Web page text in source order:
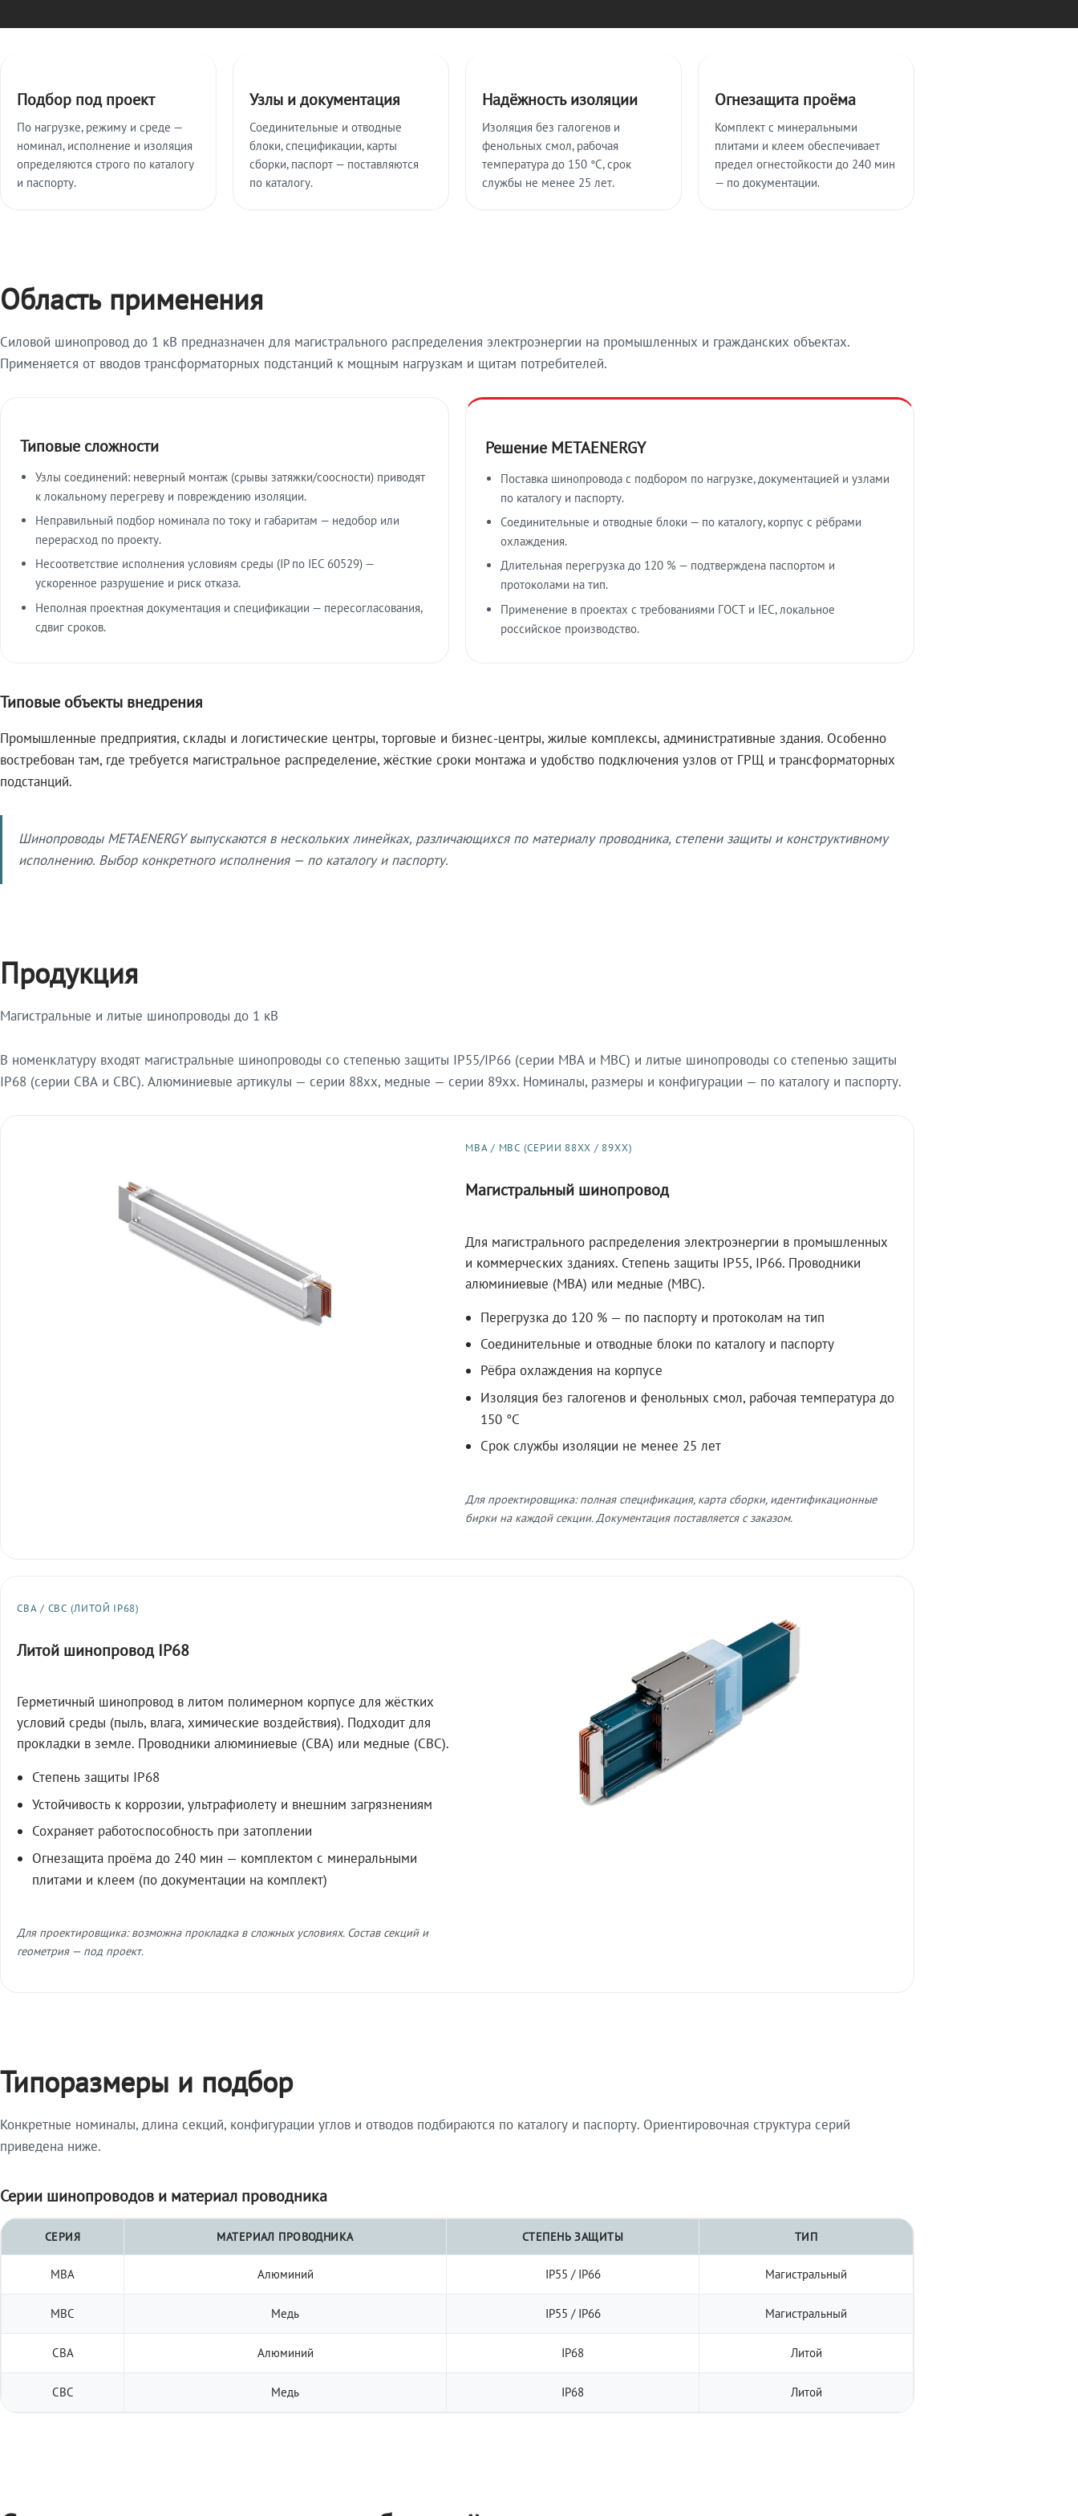
Подбор под проект
По нагрузке, режиму и среде —
номинал, исполнение и изоляция
определяются строго по каталогу
и паспорту.
Узлы и документация
Соединительные и отводные
блоки, спецификации, карты
сборки, паспорт — поставляются
по каталогу.
Надёжность изоляции
Изоляция без галогенов и
фенольных смол, рабочая
температура до 150 °C, срок
службы не менее 25 лет.
Огнезащита проёма
Комплект с минеральными
плитами и клеем обеспечивает
предел огнестойкости до 240 мин
— по документации.
Область применения
Силовой шинопровод до 1 кВ предназначен для магистрального распределения электроэнергии на промышленных и гражданских объектах.
Применяется от вводов трансформаторных подстанций к мощным нагрузкам и щитам потребителей.
Типовые сложности
Узлы соединений: неверный монтаж (срывы затяжки/соосности) приводят
к локальному перегреву и повреждению изоляции.
Неправильный подбор номинала по току и габаритам — недобор или
перерасход по проекту.
Несоответствие исполнения условиям среды (IP по IEC 60529) —
ускоренное разрушение и риск отказа.
Неполная проектная документация и спецификации — пересогласования,
сдвиг сроков.
Решение METAENERGY
Поставка шинопровода с подбором по нагрузке, документацией и узлами
по каталогу и паспорту.
Соединительные и отводные блоки — по каталогу, корпус с рёбрами
охлаждения.
Длительная перегрузка до 120 % — подтверждена паспортом и
протоколами на тип.
Применение в проектах с требованиями ГОСТ и IEC, локальное
российское производство.
Типовые объекты внедрения
Промышленные предприятия, склады и логистические центры, торговые и бизнес-центры, жилые комплексы, административные здания. Особенно
востребован там, где требуется магистральное распределение, жёсткие сроки монтажа и удобство подключения узлов от ГРЩ и трансформаторных
подстанций.
Шинопроводы METAENERGY выпускаются в нескольких линейках, различающихся по материалу проводника, степени защиты и конструктивному
исполнению. Выбор конкретного исполнения — по каталогу и паспорту.
Продукция
Магистральные и литые шинопроводы до 1 кВ
В номенклатуру входят магистральные шинопроводы со степенью защиты IP55/IP66 (серии МВА и МВС) и литые шинопроводы со степенью защиты
IP68 (серии СВА и СВС). Алюминиевые артикулы — серии 88xx, медные — серии 89xx. Номиналы, размеры и конфигурации — по каталогу и паспорту.
МВА / МВС (СЕРИИ 88XX / 89XX)
Магистральный шинопровод
Для магистрального распределения электроэнергии в промышленных
и коммерческих зданиях. Степень защиты IP55, IP66. Проводники
алюминиевые (МВА) или медные (МВС).
Перегрузка до 120 % — по паспорту и протоколам на тип
Соединительные и отводные блоки по каталогу и паспорту
Рёбра охлаждения на корпусе
Изоляция без галогенов и фенольных смол, рабочая температура до
150 °C
Срок службы изоляции не менее 25 лет
Для проектировщика: полная спецификация, карта сборки, идентификационные
бирки на каждой секции. Документация поставляется с заказом.
СВА / СВС (ЛИТОЙ IP68)
Литой шинопровод IP68
Герметичный шинопровод в литом полимерном корпусе для жёстких
условий среды (пыль, влага, химические воздействия). Подходит для
прокладки в земле. Проводники алюминиевые (СВА) или медные (СВС).
Степень защиты IP68
Устойчивость к коррозии, ультрафиолету и внешним загрязнениям
Сохраняет работоспособность при затоплении
Огнезащита проёма до 240 мин — комплектом с минеральными
плитами и клеем (по документации на комплект)
Для проектировщика: возможна прокладка в сложных условиях. Состав секций и
геометрия — под проект.
Типоразмеры и подбор
Конкретные номиналы, длина секций, конфигурации углов и отводов подбираются по каталогу и паспорту. Ориентировочная структура серий
приведена ниже.
Серии шинопроводов и материал проводника
СЕРИЯ МАТЕРИАЛ ПРОВОДНИКА СТЕПЕНЬ ЗАЩИТЫ ТИП
МВА Алюминий IP55 / IP66 Магистральный
МВС Медь IP55 / IP66 Магистральный
СВА Алюминий IP68 Литой
СВС Медь IP68 Литой